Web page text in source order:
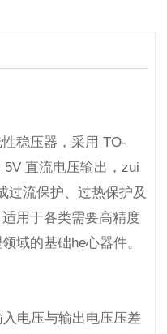
稳压器，采用 TO-
直流电压输出，zui
过流保护、过热保护及
用于各类需要高精度
域的基础he心器件。
电压与输出电压压差